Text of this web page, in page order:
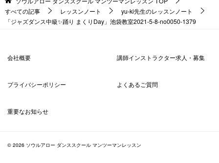
すべての記事
レッスンノート
yu-ki先生のレッスンノート
「ジャズダンス中級✨踊り まくりDay」池袋教室2021-5-8-no0050-­1379
会社概要 講師インストラクター求人・募集
プライバシーポリシー よくあるご質問
重要なお知らせ
© 2026 ソウルアロー ダンススクール マンツーマンレッスン